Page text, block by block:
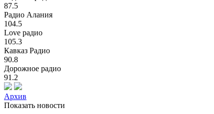
87.5
Радио Алания
104.5
Love радио
105.3
Кавказ Радио
90.8
Дорожное радио
91.2
Архив
Показать новости